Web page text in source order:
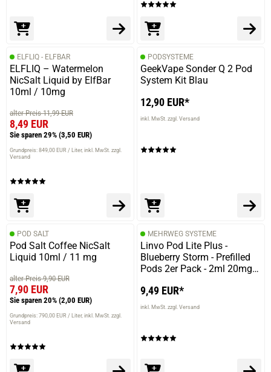
ELFLIQ - ELFBAR
ELFLIQ – Watermelon
NicSalt Liquid by ElfBar
10ml / 10mg
alter Preis 11,99 EUR
8,49 EUR
Sie sparen 29% (3,50 EUR)
Grundpreis: 849,00 EUR / Liter inkl. MwSt. zzgl.
Versand
PODSYSTEME
GeekVape Sonder Q 2 Pod
System Kit Blau
12,90 EUR*
inkl. MwSt. zzgl. Versand
POD SALT
Pod Salt Coffee NicSalt
Liquid 10ml / 11 mg
alter Preis 9,90 EUR
7,90 EUR
Sie sparen 20% (2,00 EUR)
Grundpreis: 790,00 EUR / Liter inkl. MwSt. zzgl.
Versand
MEHRWEG SYSTEME
Linvo Pod Lite Plus -
Blueberry Storm - Prefilled
Pods 2er Pack - 2ml 20mg
9,49 EUR*
inkl. MwSt. zzgl. Versand